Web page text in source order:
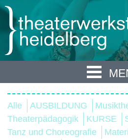
Alle AUSBILDUNG
Theaterpädagogik
KURSE
Tanz und Choreografie